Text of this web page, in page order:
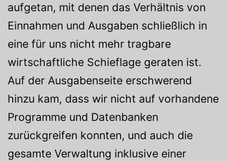
aufgetan, mit denen das Verhältnis von
Einnahmen und Ausgaben schließlich in
eine für uns nicht mehr tragbare
wirtschaftliche Schieflage geraten ist.
Auf der Ausgabenseite erschwerend
hinzu kam, dass wir nicht auf vorhandene
Programme und Datenbanken
zurückgreifen konnten, und auch die
gesamte Verwaltung inklusive einer